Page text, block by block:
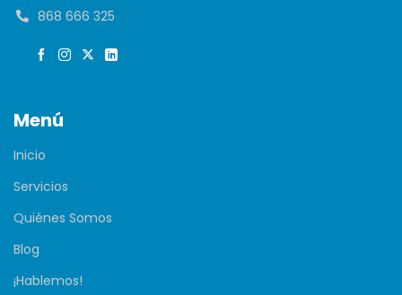
868 666 325
Menú
Inicio
Servicios
Quiénes Somos
Blog
¡Hablemos!